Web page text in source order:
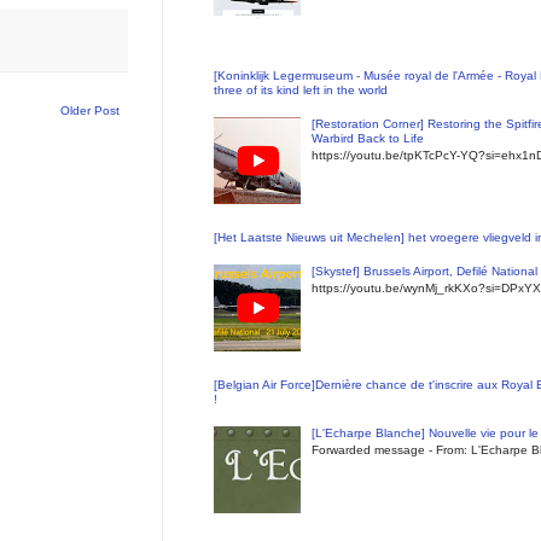
Older Post
[Koninklijk Legermuseum - Musée royal de l'Armée -
three of its kind left in the world
[Restoration Corner] Restoring the
Warbird Back to Life
https://youtu.be/tpKTcPcY-
[Het Laatste Nieuws uit Mechelen] het vroegere vliegveld
[Skystef] Brussels Airport, Defilé
https://youtu.be/
[Belgian Air Force]Dernière chance de t'inscrire aux Royal
!
[L'Echarpe Blanche] Nouvelle vie pour
Forwarded message - From: L'Echarpe